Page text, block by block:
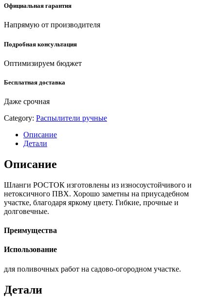
22)
Официальная гарантия
Напрямую от производителя
Подробная консультация
Оптимизируем бюджет
Бесплатная доставка
Даже срочная
Category: Распылители ручные
Описание
Детали
Описание
Шланги РОСТОК изготовлены из износоустойчивого и
нетоксичного ПВХ. Хорошо заметны на приусадебном
участке, благодаря яркому цвету. Гибкие, прочные и
долговечные.
Преимущества
Использование
для поливочных работ на садово-огородном участке.
Детали